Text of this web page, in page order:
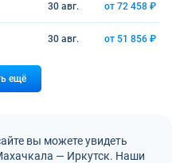
30 авг. от 72 458 ₽
30 авг. от 51 856 ₽
ещё
вы можете увидеть
— Иркутск. Наши